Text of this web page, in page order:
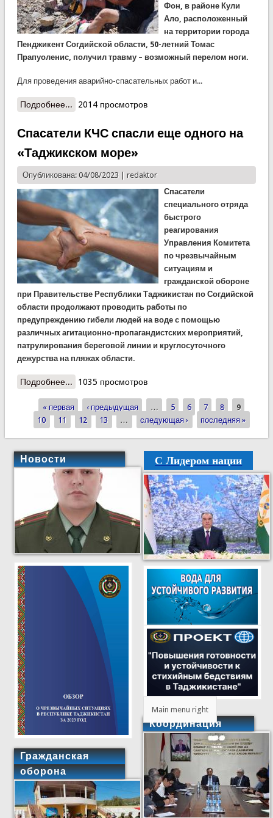
Фон, в районе Кули
Ало, расположенный
на территории города
Пенджикент Согдийской области, 50-летний Томас
Прапуоленис, получил травму – возможный перелом ноги.
Для проведения аварийно-спасательных работ и...
Подробнее... о Спасатели КЧС спасли еще одного
2014 просмотров
Спасатели КЧС спасли еще одного на
«Таджикском море»
Опубликована: 04/08/2023 | redaktor
Спасатели
специального отряда
быстрого
реагирования
Управления Комитета
по чрезвычайным
ситуациям и
гражданской обороне
при Правительстве Республики Таджикистан по Согдийской
области продолжают проводить работы по
предупреждению гибели людей на воде с помощью
различных агитационно-пропагандистских мероприятий,
патрулирования береговой линии и круглосуточного
дежурства на пляжах области.
Подробнее... о Спасатели КЧС спасли еще одного на
1035 просмотров
Страницы
« первая ‹ предыдущая … 5 6 7 8
9
10
11 12 13 … следующая › последняя »
Новости
Гражданская
оборона
С Лидером нации
Main menu right
Координация